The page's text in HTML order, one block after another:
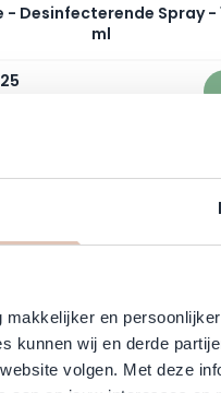
en
kunnen wij en derde
volgen. Met deze
- Desinfecterende Spray -
ml
prijs